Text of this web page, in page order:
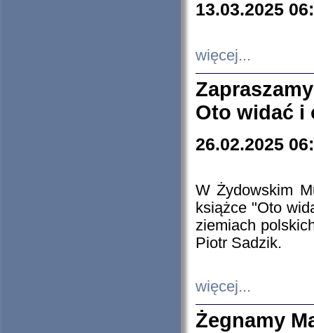
13.03.2025
więcej...
Oto widać i
26.02.2025
W Żydowskim
książce "Oto
ziemiach
Piotr Sadzik.
więcej...
Żegnamy